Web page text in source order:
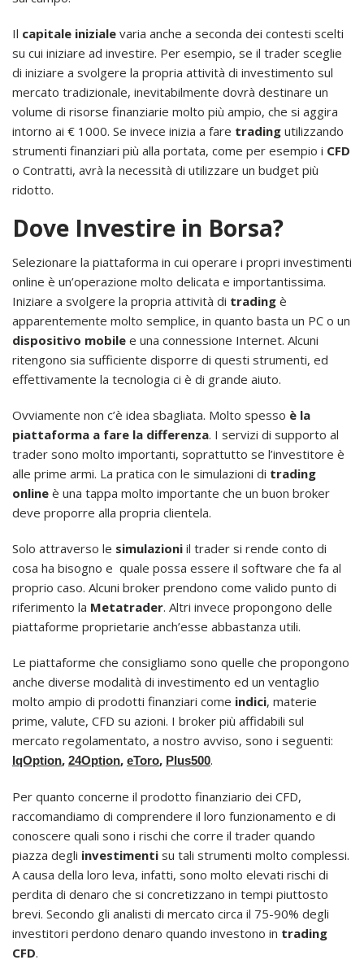
Il capitale iniziale varia anche a seconda dei contesti scelti
su cui iniziare ad investire. Per esempio, se il trader sceglie
di iniziare a svolgere la propria attività di investimento sul
mercato tradizionale, inevitabilmente dovrà destinare un
volume di risorse finanziarie molto più ampio, che si aggira
intorno ai € 1000. Se invece inizia a fare trading utilizzando
strumenti finanziari più alla portata, come per esempio i CFD
o Contratti, avrà la necessità di utilizzare un budget più
ridotto.
Dove Investire in Borsa?
Selezionare la piattaforma in cui operare i propri investimenti
online è un’operazione molto delicata e importantissima.
Iniziare a svolgere la propria attività di trading è
apparentemente molto semplice, in quanto basta un PC o un
dispositivo mobile e una connessione Internet. Alcuni
ritengono sia sufficiente disporre di questi strumenti, ed
effettivamente la tecnologia ci è di grande aiuto.
Ovviamente non c’è idea sbagliata. Molto spesso è la
piattaforma a fare la differenza. I servizi di supporto al
trader sono molto importanti, soprattutto se l’investitore è
alle prime armi. La pratica con le simulazioni di trading
online è una tappa molto importante che un buon broker
deve proporre alla propria clientela.
Solo attraverso le simulazioni il trader si rende conto di
cosa ha bisogno e quale possa essere il software che fa al
proprio caso. Alcuni broker prendono come valido punto di
riferimento la Metatrader. Altri invece propongono delle
piattaforme proprietarie anch’esse abbastanza utili.
Le piattaforme che consigliamo sono quelle che propongono
anche diverse modalità di investimento ed un ventaglio
molto ampio di prodotti finanziari come indici, materie
prime, valute, CFD su azioni. I broker più affidabili sul
mercato regolamentato, a nostro avviso, sono i seguenti:
IqOption, 24Option, eToro, Plus500.
Per quanto concerne il prodotto finanziario dei CFD,
raccomandiamo di comprendere il loro funzionamento e di
conoscere quali sono i rischi che corre il trader quando
piazza degli investimenti su tali strumenti molto complessi.
A causa della loro leva, infatti, sono molto elevati rischi di
perdita di denaro che si concretizzano in tempi piuttosto
brevi. Secondo gli analisti di mercato circa il 75-90% degli
investitori perdono denaro quando investono in trading
CFD.